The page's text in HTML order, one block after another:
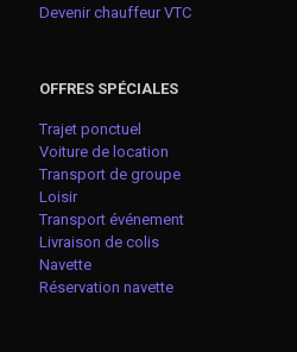
Devenir chauffeur VTC
OFFRES SPÉCIALES
Trajet ponctuel
Voiture de location
Transport de groupe
Loisir
Transport événement
Livraison de colis
Navette
Réservation navette